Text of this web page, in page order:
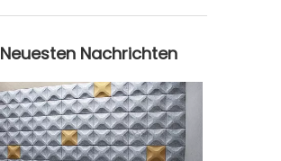
Neuesten Nachrichten